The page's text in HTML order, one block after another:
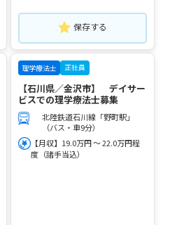
保存する
理学療法士 正社員
【石川県／金沢市】 デイサー
ビスでの理学療法士募集
北陸鉄道石川線「野町駅」
（バス・車9分）
【月収】19.0万円 ～ 22.0万円程
度（諸手当込）